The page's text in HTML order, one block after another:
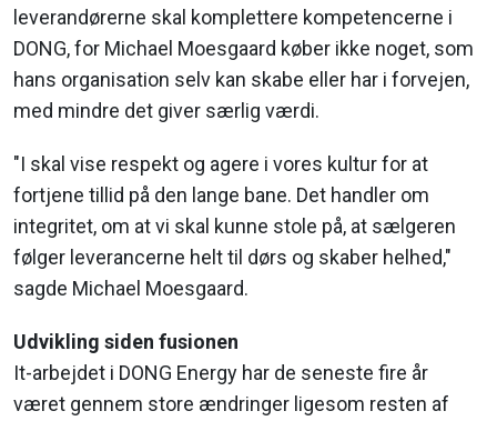
leverandørerne skal komplettere kompetencerne i
DONG, for Michael Moesgaard køber ikke noget, som
hans organisation selv kan skabe eller har i forvejen,
med mindre det giver særlig værdi.
"I skal vise respekt og agere i vores kultur for at
fortjene tillid på den lange bane. Det handler om
integritet, om at vi skal kunne stole på, at sælgeren
følger leverancerne helt til dørs og skaber helhed,"
sagde Michael Moesgaard.
Udvikling siden fusionen
It-arbejdet i DONG Energy har de seneste fire år
været gennem store ændringer ligesom resten af